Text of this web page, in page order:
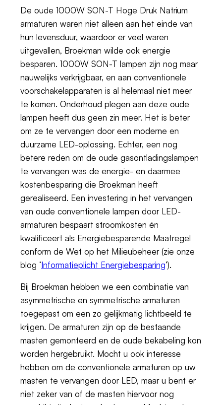
De oude 1000W SON-T Hoge Druk Natrium
armaturen waren niet alleen aan het einde van
hun levensduur, waardoor er veel waren
uitgevallen, Broekman wilde ook energie
besparen. 1000W SON-T lampen zijn nog maar
nauwelijks verkrijgbaar, en aan conventionele
voorschakelapparaten is al helemaal niet meer
te komen. Onderhoud plegen aan deze oude
lampen heeft dus geen zin meer. Het is beter
om ze te vervangen door een moderne en
duurzame LED-oplossing. Echter, een nog
betere reden om de oude gasontladingslampen
te vervangen was de energie- en daarmee
kostenbesparing die Broekman heeft
gerealiseerd. Een investering in het vervangen
van oude conventionele lampen door LED-
armaturen bespaart stroomkosten én
kwalificeert als Energiebesparende Maatregel
conform de Wet op het Milieubeheer (zie onze
blog ‘Informatieplicht Energiebesparing’).
Bij Broekman hebben we een combinatie van
asymmetrische en symmetrische armaturen
toegepast om een zo gelijkmatig lichtbeeld te
krijgen. De armaturen zijn op de bestaande
masten gemonteerd en de oude bekabeling kon
worden hergebruikt. Mocht u ook interesse
hebben om de conventionele armaturen op uw
masten te vervangen door LED, maar u bent er
niet zeker van of de masten hiervoor nog